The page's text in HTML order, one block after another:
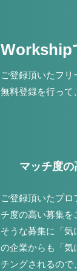
Workship
ご登録頂いたフリ
無料登録を行って
マッチ度
ご登録頂いたプロ
チ度の高い募集を
そうな募集に「気
の企業からも「気
チングされるので